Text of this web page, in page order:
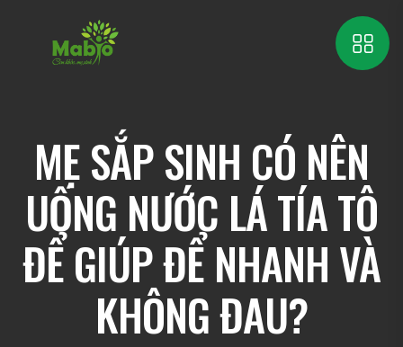
MẸ SẮP SINH CÓ NÊN
UỐNG NƯỚC LÁ TÍA TÔ
ĐỂ GIÚP ĐỂ NHANH VÀ
KHÔNG ĐAU?